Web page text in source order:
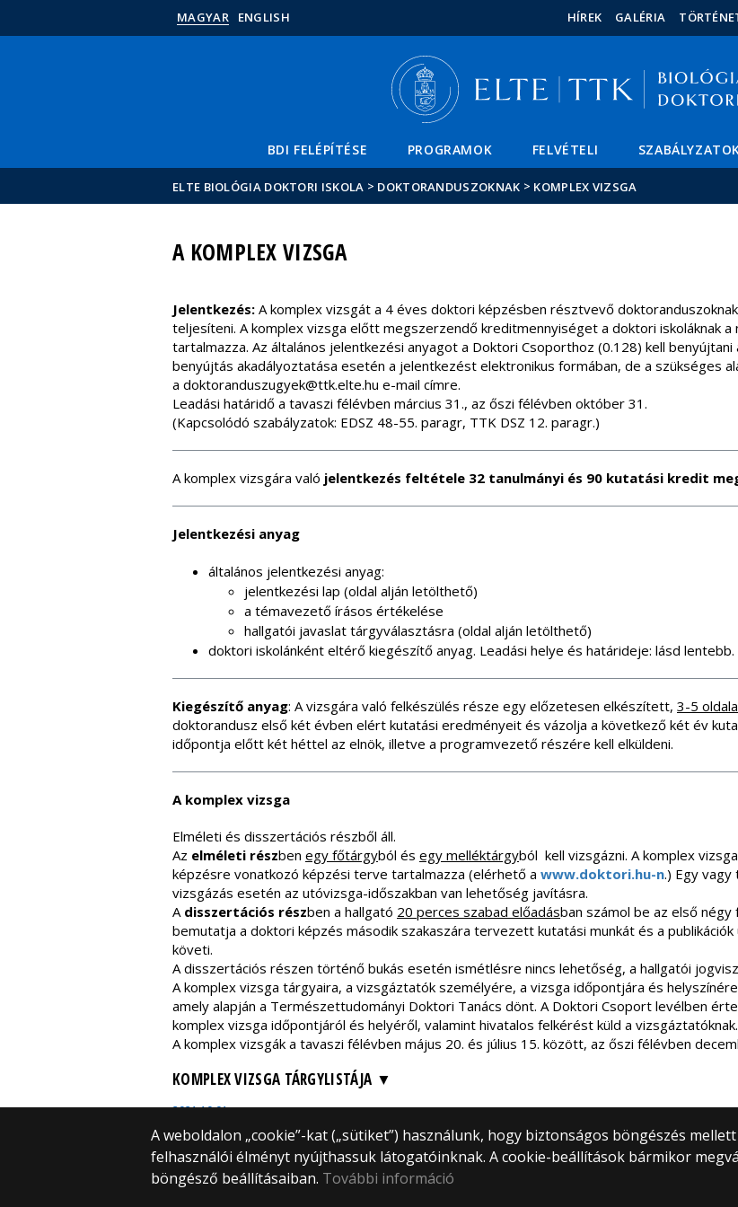
Hírek
Események
ELTE a
MAGYAR ENGLISH HÍREK GALÉRIA
BDI FELÉPÍTÉSE PROGRAMOK FELVÉTELI
ELTE BIOLÓGIA DOKTORI ISKOLA > DOKTORANDUSZOKNAK > KOMPLEX VIZSGA
A KOMPLEX VIZSGA
Jelentkezés: A komplex vizsgát a 4 éves doktori képzésben résztvevő
teljesíteni. A komplex vizsga előtt megszerzendő kreditmennyiséget a doktori iskoláknak
tartalmazza. Az általános jelentkezési anyagot a Doktori Csoporthoz (0.128) kell
benyújtás akadályoztatása esetén a jelentkezést elektronikus formában, de a szükséges
a doktoranduszugyek@ttk.elte.hu e-mail címre.
Leadási határidő a tavaszi félévben március 31., az őszi félévben október 31.
(Kapcsolódó szabályzatok: EDSZ 48-55. paragr, TTK DSZ 12. paragr.)
A komplex vizsgára való jelentkezés feltétele 32 tanulmányi és 90 kutatási kredit
Jelentkezési anyag
általános jelentkezési anyag:
jelentkezési lap (oldal alján letölthető)
a témavezető írásos értékelése
hallgatói javaslat tárgyválasztásra (oldal alján letölthető)
doktori iskolánként eltérő kiegészítő anyag. Leadási helye és határideje: lásd lentebb.
Kiegészítő anyag: A vizsgára való felkészülés része egy előzetesen elkészített, 3-5
doktorandusz első két évben elért kutatási eredményeit és vázolja a következő két év
időpontja előtt két héttel az elnök, illetve a programvezető részére kell elküldeni.
A komplex vizsga
Elméleti és disszertációs részből áll.
Az elméleti részben egy főtárgyból és egy melléktárgyból kell vizsgázni. A komplex
képzésre vonatkozó képzési terve tartalmazza (elérhető a www.doktori.hu-n.) Egy
vizsgázás esetén az utóvizsga-időszakban van lehetőség javításra.
A disszertációs részben a hallgató 20 perces szabad előadásban számol be az első
bemutatja a doktori képzés második szakaszára tervezett kutatási munkát és a
követi.
A disszertációs részen történő bukás esetén ismétlésre nincs lehetőség, a hallgatói
A komplex vizsga tárgyaira, a vizsgáztatók személyére, a vizsga időpontjára és
amely alapján a Természettudományi Doktori Tanács dönt. A Doktori Csoport levélben
komplex vizsga időpontjáról és helyéről, valamint hivatalos felkérést küld a
A komplex vizsgák a tavaszi félévben május 20. és július 15. között, az őszi félévben
KOMPLEX VIZSGA TÁRGYLISTÁJA
2021.10.01.
A weboldalon „cookie”-kat („sütiket”) használunk, hogy biztonságos böngészés
felhasználói élményt nyújthassuk látogatóinknak. A cookie-beállítások bármikor
böngésző beállításaiban. További információ
Neptun